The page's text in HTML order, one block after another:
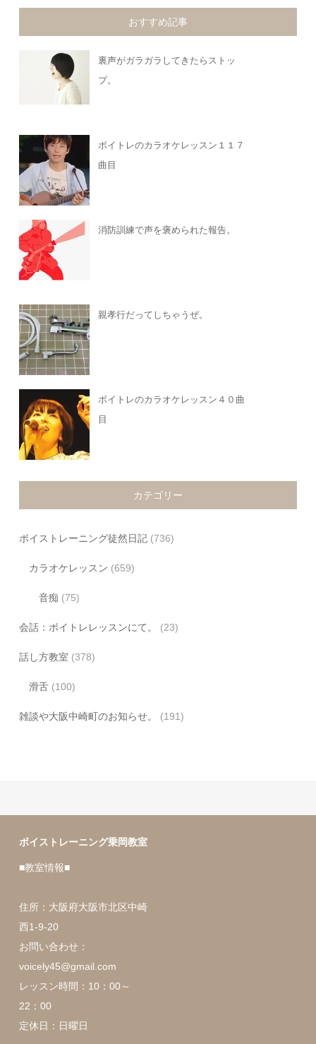
おすすめ記事
裏声がガラガラしてきたらストッ
プ。
ボイトレのカラオケレッスン１１７
曲目
消防訓練で声を褒められた報告。
親孝行だってしちゃうぜ。
ボイトレのカラオケレッスン４０曲
目
カテゴリー
ボイストレーニング徒然日記 (736)
カラオケレッスン (659)
音痴 (75)
会話：ボイトレレッスンにて。 (23)
話し方教室 (378)
滑舌 (100)
雑談や大阪中崎町のお知らせ。 (191)
ボイストレーニング乗岡教室
■教室情報■
住所：大阪府大阪市北区中崎
西1-9-20
お問い合わせ：
voicely45@gmail.com
レッスン時間：10：00～
22：00
定休日：日曜日